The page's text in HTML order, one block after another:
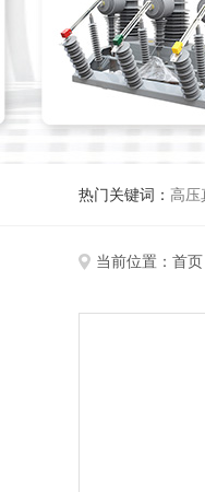
热门关键词： 高压
当前位置： 首页